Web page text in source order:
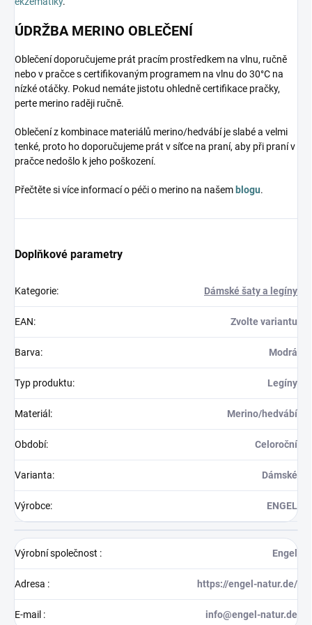
ÚDRŽBA MERINO OBLEČENÍ
Oblečení doporučujeme prát pracím prostředkem na vlnu, ručně
nebo v pračce s certifikovaným programem na vlnu do 30°C na
nízké otáčky. Pokud nemáte jistotu ohledně certifikace pračky,
perte merino raději ručně.
Oblečení z kombinace materiálů merino/hedvábí je slabé a velmi
tenké, proto ho doporučujeme prát v síťce na praní, aby při praní v
pračce nedošlo k jeho poškození.
Přečtěte si více informací o péči o merino na našem blogu.
Doplňkové parametry
Kategorie: Dámské šaty a legíny
EAN: Zvolte variantu
Barva: Modrá
Typ produktu: Legíny
Materiál : Merino/hedvábí
Období: Celoroční
Varianta: Dámské
Výrobce: ENGEL
Výrobní společnost : Engel
Adresa : https://engel-natur.de/
E-mail : info@engel-natur.de